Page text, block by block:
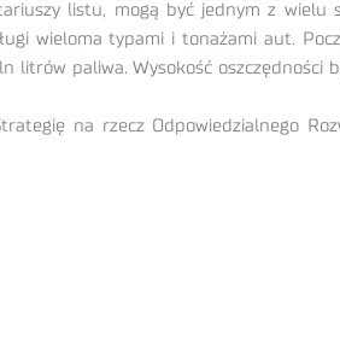
listu, mogą być jednym z wielu
wieloma typami i tonażami aut.
paliwa. Wysokość oszczędności
na rzecz Odpowiedzialnego